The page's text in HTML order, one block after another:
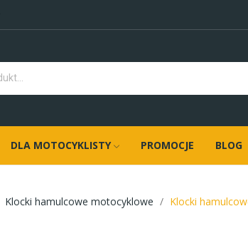
DLA MOTOCYKLISTY PROMOCJE BLOG
Klocki hamulcowe motocyklowe Klocki